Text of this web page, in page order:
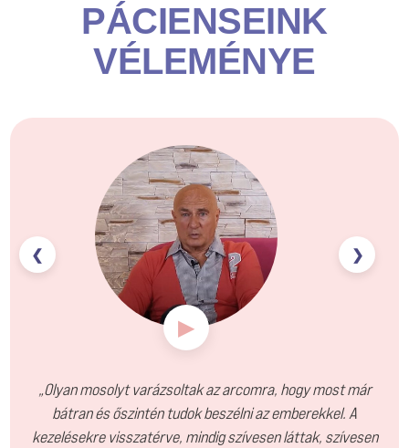
PÁCIENSEINK
VÉLEMÉNYE
▶
„Olyan mosolyt varázsoltak az arcomra, hogy most már
bátran és őszintén tudok beszélni az emberekkel. A
kezelésekre visszatérve, mindig szívesen láttak, szívesen
❮ ❯